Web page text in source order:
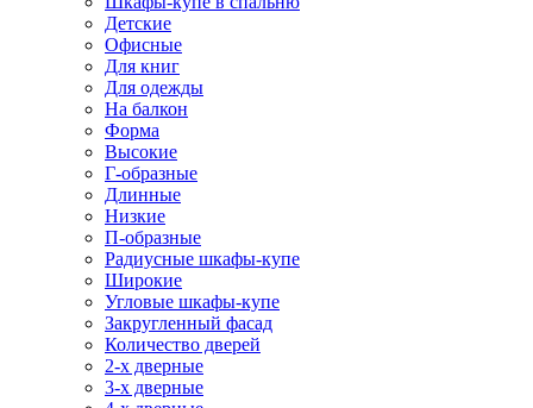
Детские
Офисные
Для книг
Для одежды
На балкон
Форма
Высокие
Г-образные
Длинные
Низкие
П-образные
Радиусные шкафы-купе
Широкие
Угловые шкафы-купе
Закругленный фасад
Количество дверей
2-х дверные
3-х дверные